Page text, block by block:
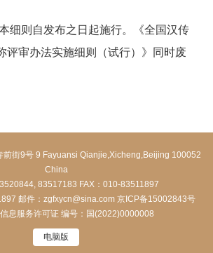
则自发布之日起施行。《全国汉传
评审办法实施细则（试行）》同时废
前街9号 9 Fayuansi Qianjie,Xicheng,Beijing 100052
China
83517183 FAX：010-83511897
邮件：zgfxycn@sina.com 京ICP备15002843号
息服务许可证 编号：国(2022)0000008
电脑版